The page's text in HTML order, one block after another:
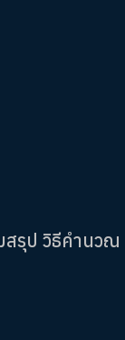
รุป วิธีคำนวณ